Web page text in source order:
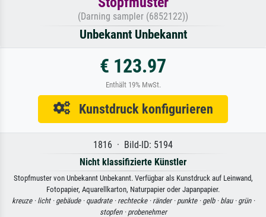
(Darning sampler (6852122))
Unbekannt Unbekannt
€ 123.97
Enthält 19% MwSt.
Kunstdruck konfigurieren
1816 · Bild-ID: 5194
Nicht klassifizierte Künstler
Stopfmuster von Unbekannt Unbekannt. Verfügbar als Kunstdruck auf Leinwand,
Fotopapier, Aquarellkarton, Naturpapier oder Japanpapier.
kreuze · licht · gebäude · quadrate · rechtecke · ränder · punkte · gelb · blau · grün ·
stopfen · probenehmer